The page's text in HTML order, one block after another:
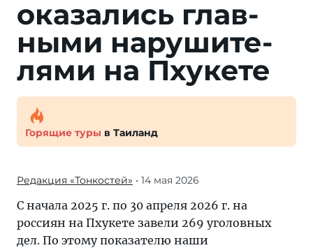
оказались глав­
ны­ми на­ру­ши­те­
ля­ми на Пхукете
Горящие туры в Таиланд
Редакция «Тонкостей» • 14 мая 2026
С начала 2025 г. по 30 апреля 2026 г. на
россиян на Пхукете завели 269 уголовных
дел. По этому показателю наши